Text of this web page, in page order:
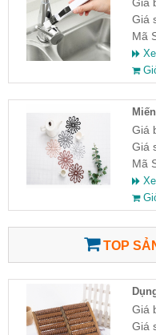
Giá
Giá
Mã
Giá
Giá
Mã
TOP
Giá
Giá